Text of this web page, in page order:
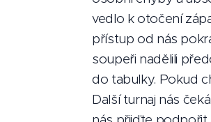
vedlo k otočení
přístup od nás
soupeři nadělili
do tabulky. Pokud
Další turnaj nás